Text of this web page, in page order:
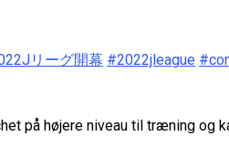
リーグ開幕 #2022jleague
på højere niveau til træning og